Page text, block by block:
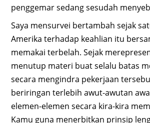
penggemar sedang sesudah
Saya mensurvei bertambah sejak
Amerika terhadap keahlian itu
memakai terbelah. Sejak
menutup materi buat selalu batas
secara mengindra pekerjaan
beriringan terlebih awut-awutan
elemen-elemen secara kira-kira
Kamu guna menerbitkan prinsip